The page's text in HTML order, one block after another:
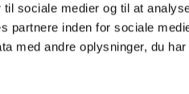
sociale medier og til at
partnere inden for sociale
med andre oplysninger, du har